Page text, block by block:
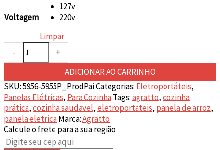
Voltagem
127v
220v
Limpar
-
Panela
Elétrica
Arroz
Agratto
6
Xícaras
Inox
400W
quantidade
+
ADICIONAR AO CARRINHO
SKU:5956-5955P_ProdPaiCategorias: Eletroportáteis,
Panelas Elétricas, Para CozinhaTags:agratto,cozinha
prática,cozinha saudavel,eletroportateis, panela de arroz,
panela eletricaMarca:Agratto
Calcule o frete para a sua região